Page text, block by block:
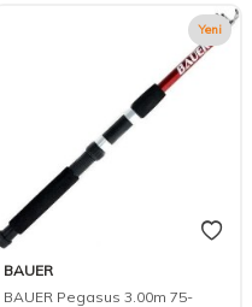
Yeni
BAUER
BAUER Pegasus 3.00m 75-